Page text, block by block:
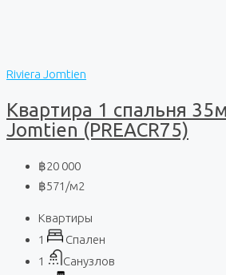
Riviera Jomtien
Квартира 1 спальня
Jomtien (PREACR75)
฿20 000
฿571 /м2
Квартиры
1
Спален
1
Санузлов